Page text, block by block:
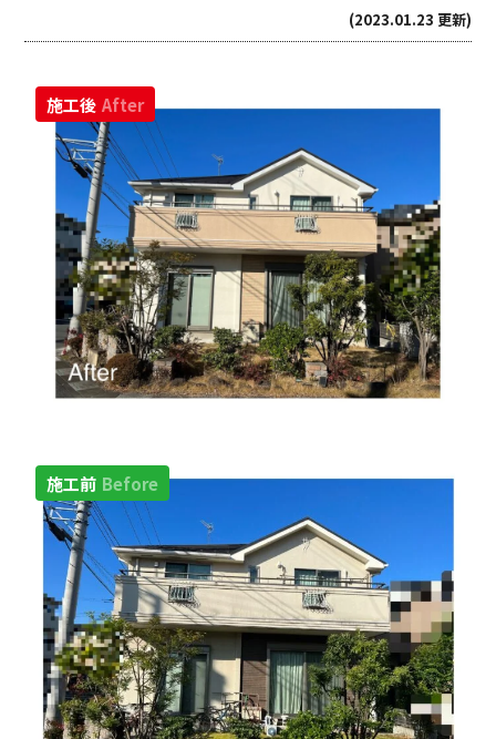
(2023.01.23 更新)
施工後 After
施工前 Before